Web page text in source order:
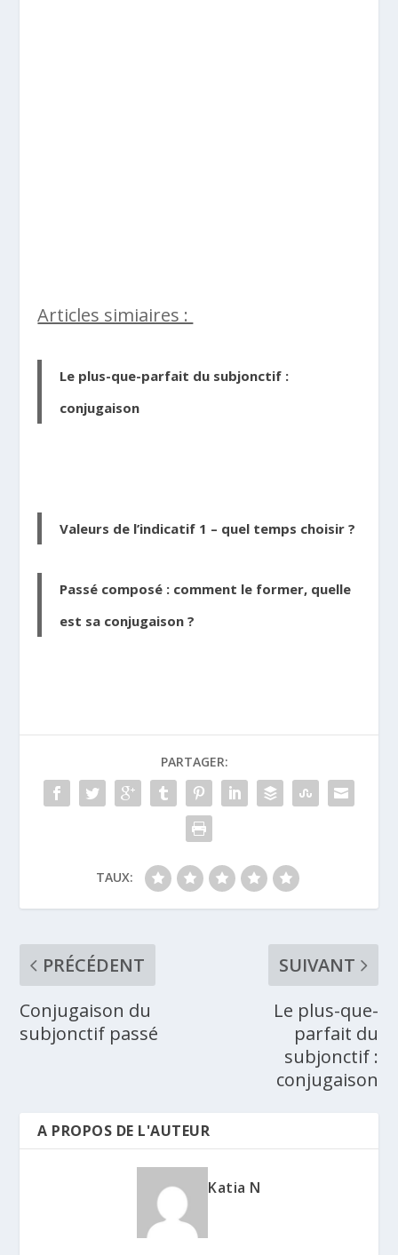
Articles simiaires :
Le plus-que-parfait du subjonctif :
conjugaison
Valeurs de l’indicatif 1 – quel temps choisir ?
Passé composé : comment le former, quelle
est sa conjugaison ?
PARTAGER:
TAUX:
PRÉCÉDENT
Conjugaison du
subjonctif passé
SUIVANT
Le plus-que-
parfait du
subjonctif :
conjugaison
A PROPOS DE L'AUTEUR
Katia N